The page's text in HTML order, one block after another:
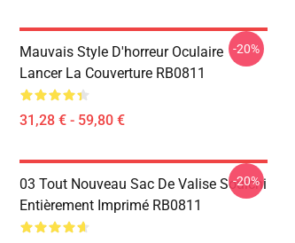
Mauvais Style D'horreur Oculaire
Lancer La Couverture RB0811
31,28 € - 59,80 €
-20%
03 Tout Nouveau Sac De Valise Souichi
Entièrement Imprimé RB0811
-20%